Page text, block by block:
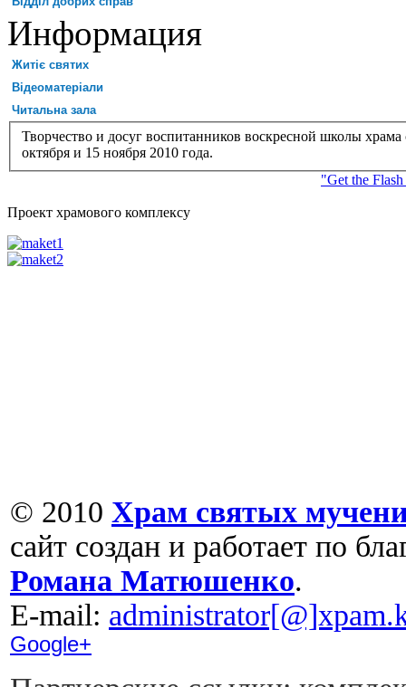
Информация
Житіє святих
Відеоматеріали
Читальна зала
Творчество и досуг воспитанников воскресной школы
октября и 15 ноября 2010 года.
"Get the
Проект храмового комплексу
© 2010 Храм святых
сайт создан и работает по
Романа Матюшенко.
Е-mail:
Google+